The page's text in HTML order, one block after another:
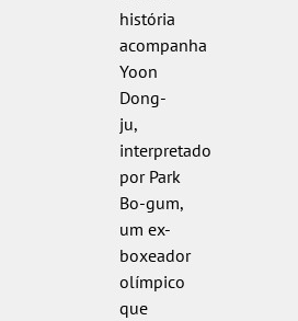
história
acompanha
Yoon
Dong-
ju,
interpretado
por Park
Bo-gum,
um ex-
boxeador
olímpico
que